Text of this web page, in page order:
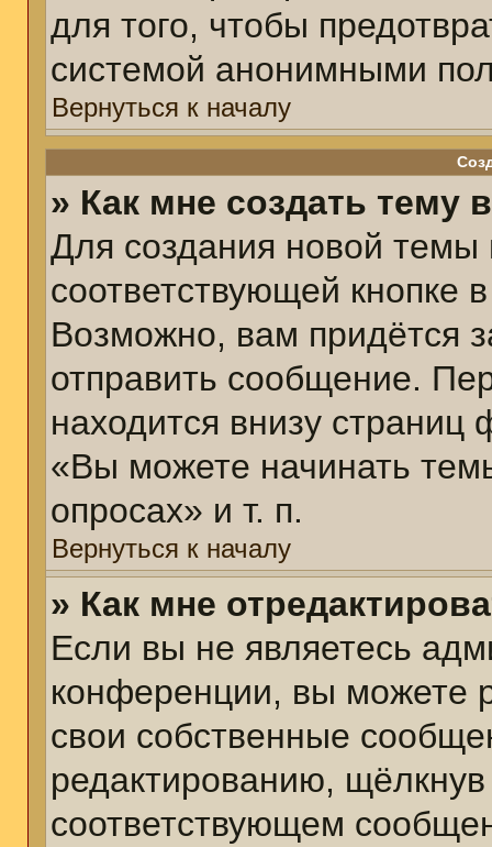
для того, чтобы
системой анонимными
Вернуться к началу
» Как мне создать тему
Для создания новой
соответствующей кнопке
Возможно, вам придётся
отправить сообщение.
находится внизу
«Вы можете начинать
опросах» и т. п.
Вернуться к началу
» Как мне
Если вы не являетесь
конференции, вы можете
свои собственные
редактированию,
соответствующем